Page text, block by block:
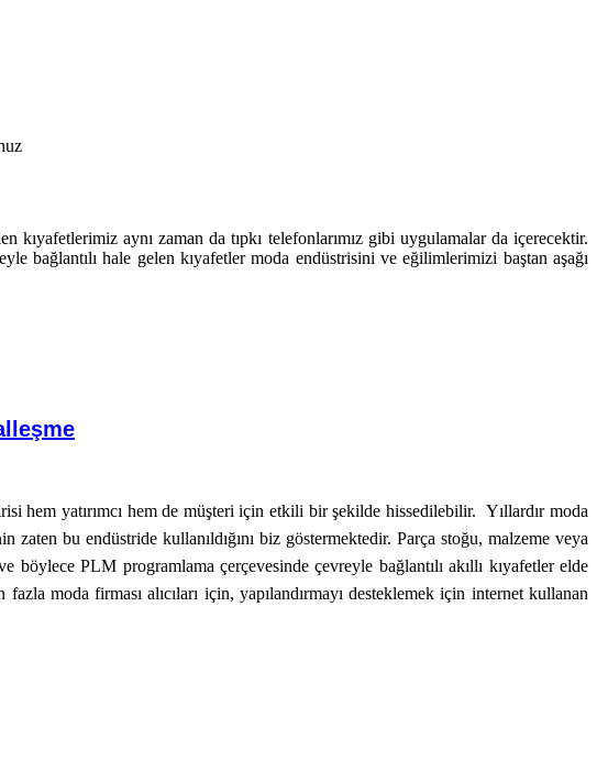
kıyafetlerimiz aynı zaman da tıpkı telefonlarımız gibi uygulamalar da içerecektir.
bağlantılı hale gelen kıyafetler moda endüstrisini ve eğilimlerimizi baştan aşağı
hem yatırımcı hem de müşteri için etkili bir şekilde hissedilebilir. Yıllardır moda
zaten bu endüstride kullanıldığını biz göstermektedir. Parça stoğu, malzeme veya
PLM programlama çerçevesinde çevreyle bağlantılı akıllı kıyafetler elde
moda firması alıcıları için, yapılandırmayı desteklemek için internet kullanan